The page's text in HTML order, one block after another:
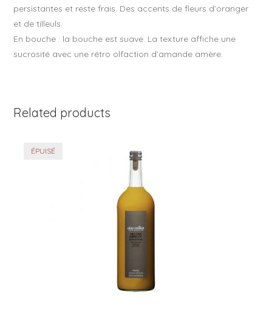
persistantes et reste frais. Des accents de fleurs d’oranger
et de tilleuls.
En bouche : la bouche est suave. La texture affiche une
sucrosité avec une rétro olfaction d’amande amère.
Related products
ÉPUISÉ